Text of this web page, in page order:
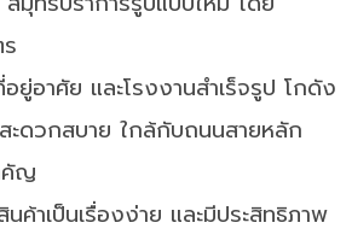
ยู่อาศัย และโรงงานสำเร็จรูป โกดัง
ดวกสบาย ใกล้กับถนนสายหลัก
คัญ
นค้าเป็นเรื่องง่าย และมีประสิทธิภาพ